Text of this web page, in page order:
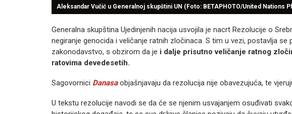
Aleksandar Vučić u Generalnoj skupštini UN (Foto: BETAPHOTO/United Nations
Generalna skupština Ujedinjenih nacija usvojila je nacrt Rezolucije o
negiranje genocida i veličanje ratnih zločinaca. S tim u vezi, postavlja se
zakonodavstvo, s obzirom da je i dalje prisutno veličanje ratnog
ratovima devedesetih.
Sagovornici Danasaobjašnjavaju da rezolucija nije obavezujuća, te
U tekstu rezolucije navodi se da će se njenim usvajanjem osuđivati